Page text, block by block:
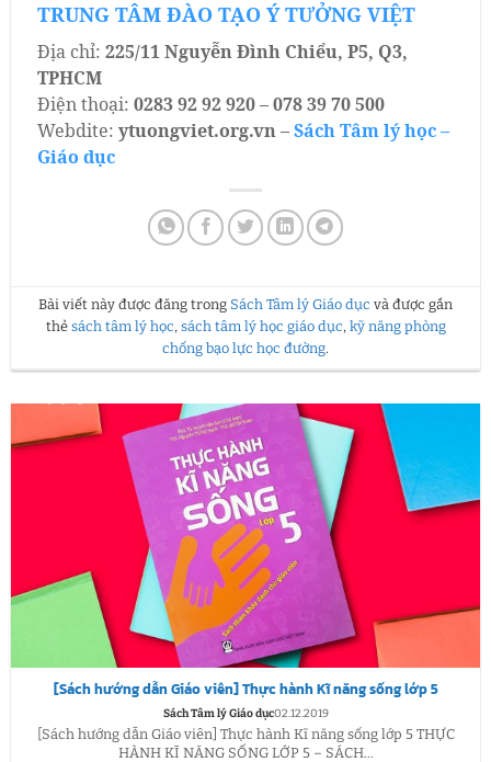
TRUNG TÂM ĐÀO TẠO Ý TƯỞNG VIỆT
Địa chỉ: 225/11 Nguyễn Đình Chiểu, P5, Q3,
TPHCM
Điện thoại: 0283 92 92 920 – 078 39 70 500
Webdite: ytuongviet.org.vn –Sách Tâm lý học –
Giáo dục
Bài viết này được đăng trong Sách Tâm lý Giáo dục và được gắn
thẻ sách tâm lý học, sách tâm lý học giáo dục, kỹ năng phòng
chống bạo lực học đường.
[Sách hướng dẫn Giáo viên] Thực hành Kĩ năng sống lớp 5
Sách Tâm lý Giáo dục02.12.2019
[Sách hướng dẫn Giáo viên] Thực hành Kĩ năng sống lớp 5 THỰC
HÀNH KĨ NĂNG SỐNG LỚP 5 – SÁCH...